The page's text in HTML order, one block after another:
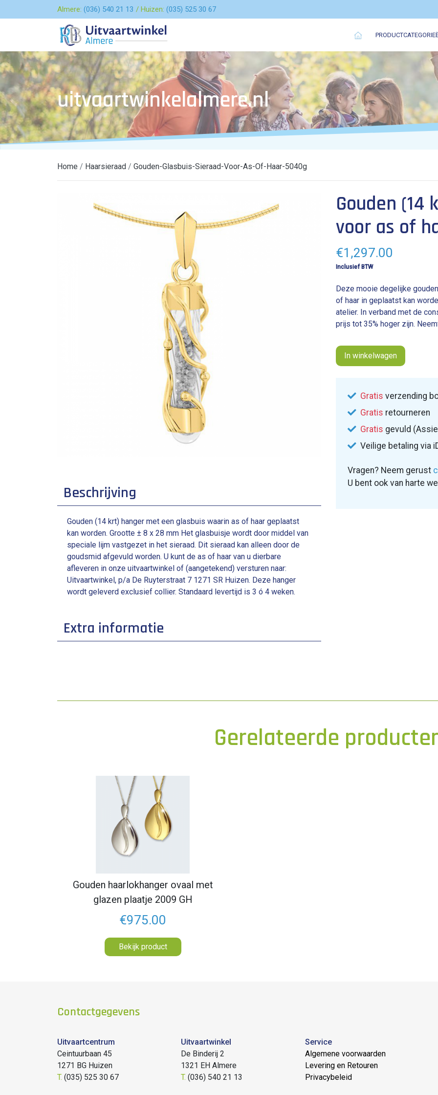
Almere: (036) 540 21 13 Huizen: (035) 525 30 67
uitvaartwinkelalmere.nl
Home Haarsieraad Gouden-Glasbuis-Sieraad-Voor-As-Of-Haar-5040g
Beschrijving
Gouden (14 krt) hanger met een glasbuis waarin as of haar geplaatst
kan worden. Grootte ± 8 x 28 mm Het glasbuisje wordt door middel van
speciale lijm vastgezet in het sieraad. Dit sieraad kan alleen door de
goudsmid afgevuld worden. U kunt de as of haar van u dierbare
afleveren in onze uitvaartwinkel of (aangetekend) versturen naar:
Uitvaartwinkel, p/a De Ruyterstraat 7 1271 SR Huizen. Deze hanger
wordt geleverd exclusief collier. Standaard levertijd is 3 ó 4 weken.
Extra informatie
Gouden (14
voor as of
€1,297.00
Inclusief BTW
Deze mooie degelijke
of haar in geplaatst kan
atelier. In verband met de
prijs tot 35% hoger zijn.
In winkelwagen
Gratis verzending
Gratis retourneren
Gratis gevuld
Veilige betaling via
Vragen? Neem gerust
U bent ook van harte
Gerelateerde
Gouden haarlokhanger ovaal met
glazen plaatje 2009 GH
€975.00
Bekijk product
Contactgegevens
Uitvaartcentrum
Ceintuurbaan 45
1271 BG Huizen
T. (035) 525 30 67
Uitvaartwinkel
De Binderij 2
1321 EH Almere
T. (036) 540 21 13
Service
Algemene voorwaarden
Levering en Retouren
Privacybeleid